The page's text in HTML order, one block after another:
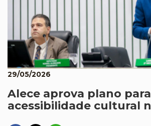
29/05/2026
Alece aprova plano
acessibilidade cultural